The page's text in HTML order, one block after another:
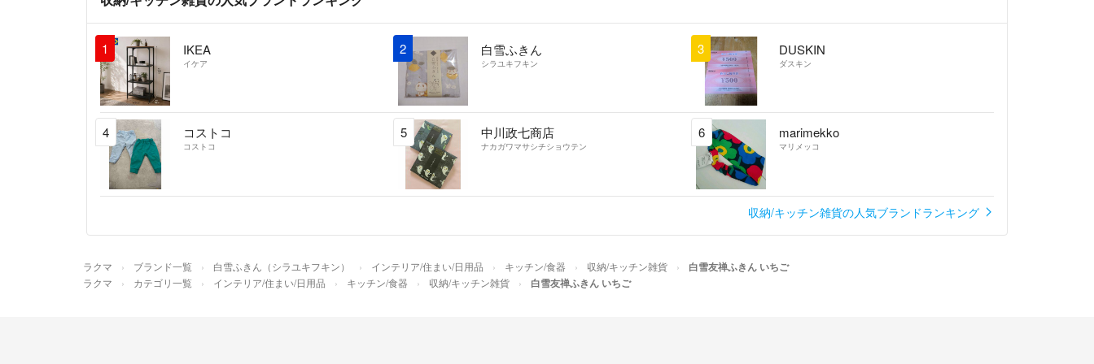
1 IKEA
イケア
2 白雪ふきん
シラユキフキン
3 DUSKIN
ダスキン
4 コストコ
コストコ
5 中川政七商店
ナカガワマサシチショウテン
6 marimekko
マリメッコ
収納/キッチン雑貨の人気ブランドランキング
ラクマ ブランド一覧 白雪ふきん（シラユキフキン） インテリア/住まい/日用品 キッチン/食器 収納/キッチン雑貨 白雪友禅ふきん いちご
ラクマ カテゴリ一覧 インテリア/住まい/日用品 キッチン/食器 収納/キッチン雑貨 白雪友禅ふきん いちご